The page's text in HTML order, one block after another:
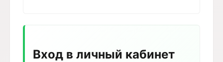
Вход в личный кабинет